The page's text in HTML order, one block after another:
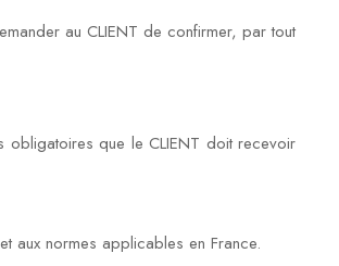
au CLIENT de confirmer, par tout
obligatoires que le CLIENT doit recevoir
aux normes applicables en France.